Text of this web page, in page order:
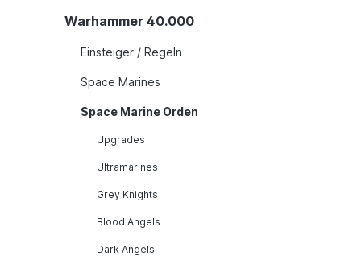
Warhammer 40.000
Einsteiger / Regeln
Space Marines
Space Marine Orden
Upgrades
Ultramarines
Grey Knights
Blood Angels
Dark Angels